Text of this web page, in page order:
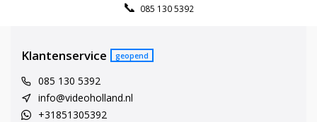
085 130 5392
Klantenservice geopend
085 130 5392
info@videoholland.nl
+31851305392